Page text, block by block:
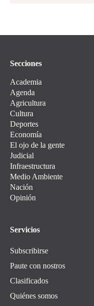
Secciones
Academia
Agenda
Agricultura
Cultura
Deportes
Economía
El ojo de la gente
Judicial
Infraestructura
Medio Ambiente
Nación
Opinión
Servicios
Subscribirse
Paute con nostros
Clasificados
Quiénes somos